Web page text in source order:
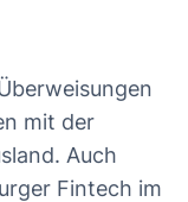
mit der
Auch
Fintech im